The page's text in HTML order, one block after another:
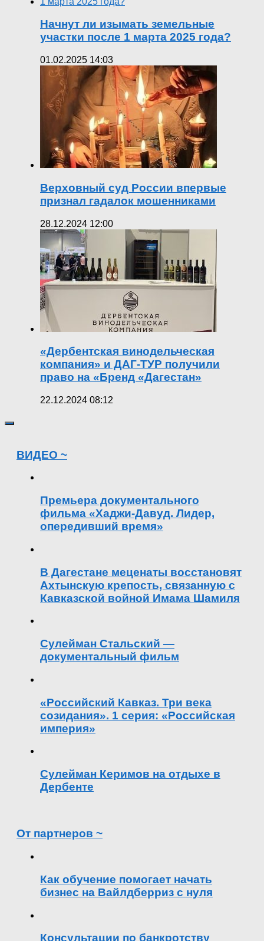
Начнут ли изымать земельные
участки после 1 марта 2025 года?
01.02.2025 14:03
Верховный суд России впервые
признал гадалок мошенниками
28.12.2024 12:00
«Дербентская винодельческая
компания» и ДАГ-ТУР получили
право на «Бренд «Дагестан»
22.12.2024 08:12
ВИДЕО ~
Премьера документального
фильма «Хаджи-Давуд. Лидер,
опередивший время»
В Дагестане меценаты восстановят
Ахтынскую крепость, связанную с
Кавказской войной Имама Шамиля
Сулейман Стальский —
документальный фильм
«Российский Кавказ. Три века
созидания». 1 серия: «Российская
империя»
Сулейман Керимов на отдыхе в
Дербенте
От партнеров ~
Как обучение помогает начать
бизнес на Вайлдберриз с нуля
Консультации по банкротству